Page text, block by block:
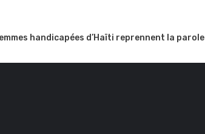
handicapées d’Haïti reprennent la parole